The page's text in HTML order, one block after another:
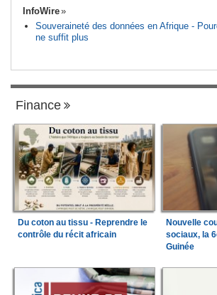
InfoWire
Souveraineté des données en Afrique -
ne suffit plus
Finance
Du coton au tissu - Reprendre le
contrôle du récit africain
Nouvelle
sociaux, la
Guinée